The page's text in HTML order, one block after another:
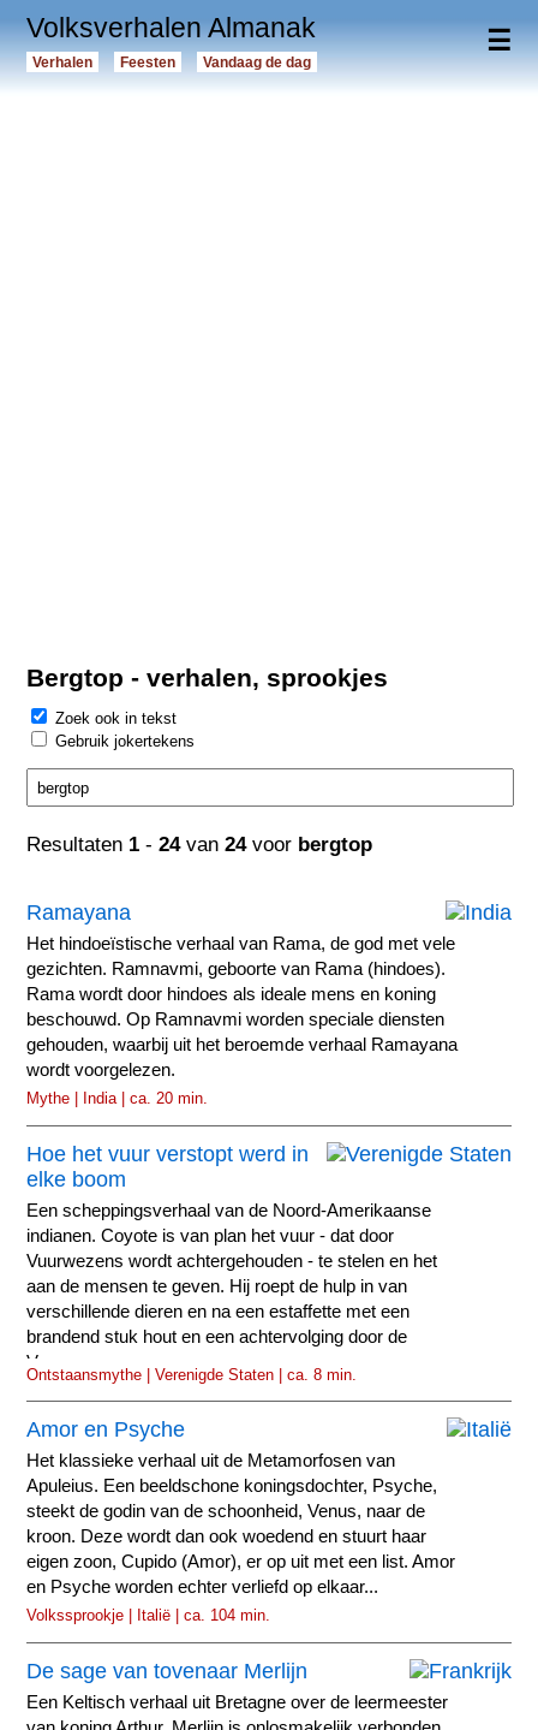
☰
Volksverhalen Almanak
Verhalen Feesten Vandaag de dag
Bergtop - verhalen, sprookjes
Zoek ook in tekst
Gebruik jokertekens
Resultaten 1 -24van24voor bergtop
Ramayana
Het hindoeïstische verhaal van Rama, de god met vele
gezichten. Ramnavmi, geboorte van Rama (hindoes).
Rama wordt door hindoes als ideale mens en koning
beschouwd. Op Ramnavmi worden speciale diensten
gehouden, waarbij uit het beroemde verhaal Ramayana
wordt voorgelezen.
Mythe | India | ca. 20 min.
Hoe het vuur verstopt werd in
elke boom
Een scheppingsverhaal van de Noord-Amerikaanse
indianen. Coyote is van plan het vuur - dat door
Vuurwezens wordt achtergehouden - te stelen en het
aan de mensen te geven. Hij roept de hulp in van
verschillende dieren en na een estaffette met een
brandend stuk hout en een achtervolging door de
Vuurwezens...
Ontstaansmythe | Verenigde Staten | ca. 8 min.
Amor en Psyche
Het klassieke verhaal uit de Metamorfosen van
Apuleius. Een beeldschone koningsdochter, Psyche,
steekt de godin van de schoonheid, Venus, naar de
kroon. Deze wordt dan ook woedend en stuurt haar
eigen zoon, Cupido (Amor), er op uit met een list. Amor
en Psyche worden echter verliefd op elkaar...
Volkssprookje | Italië | ca. 104 min.
De sage van tovenaar Merlijn
Een Keltisch verhaal uit Bretagne over de leermeester